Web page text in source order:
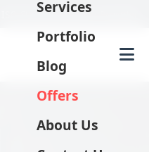
ISO Standard Service Provider
Services
Portfolio
Blog
Offers
About Us